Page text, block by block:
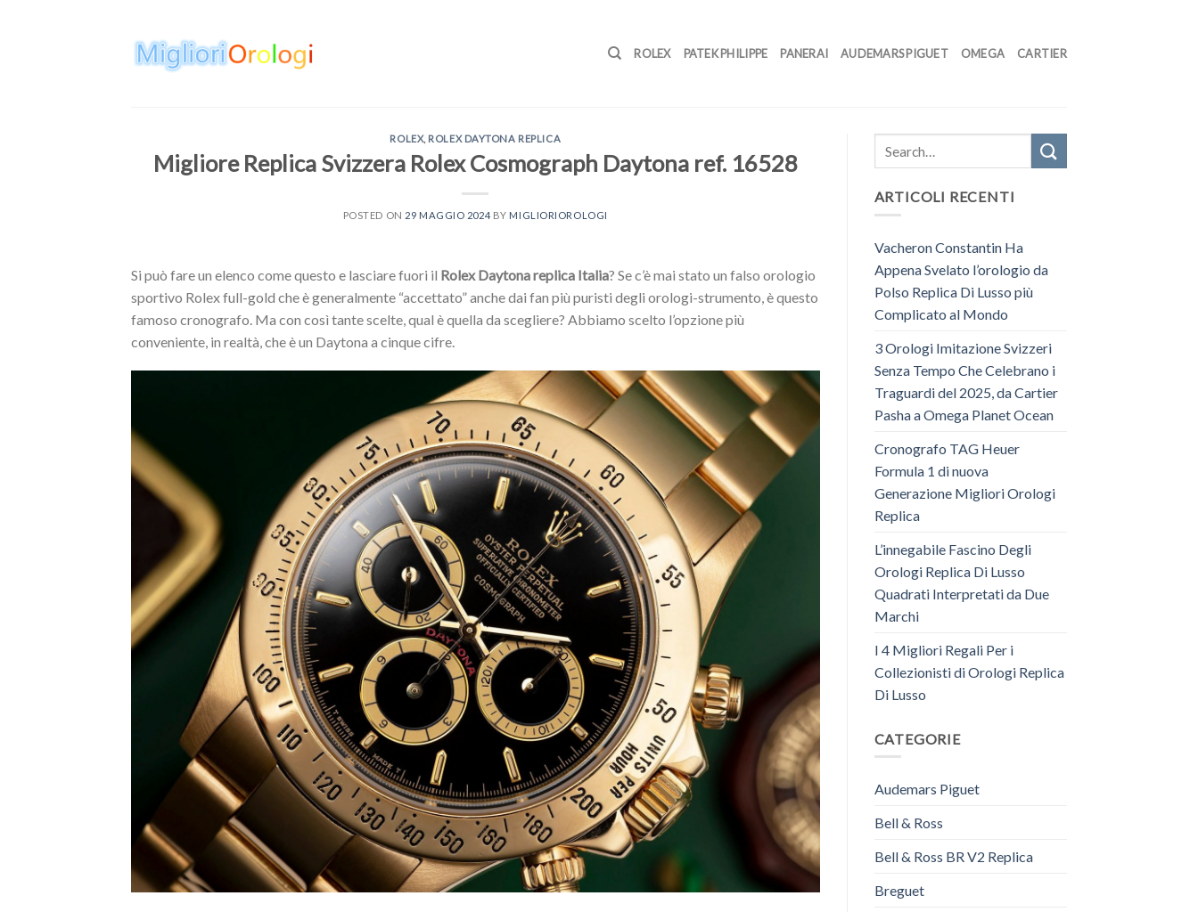
ROLEX PATEK PHILIPPE PANERAI AUDEMARS PIGUET OMEGA CARTIER
ROLEX, ROLEX DAYTONA REPLICA
Migliore Replica Svizzera Rolex Cosmograph Daytona ref. 16528
POSTED ON 29 MAGGIO 2024 BY MIGLIORIOROLOGI
Si può fare un elenco come questo e lasciare fuori il Rolex Daytona replica Italia? Se c’è mai stato un falso orologio
sportivo Rolex full-gold che è generalmente “accettato” anche dai fan più puristi degli orologi-strumento, è questo
famoso cronografo. Ma con così tante scelte, qual è quella da scegliere? Abbiamo scelto l’opzione più
conveniente, in realtà, che è un Daytona a cinque cifre.
ARTICOLI RECENTI
Vacheron Constantin Ha
Appena Svelato l’orologio da
Polso Replica Di Lusso più
Complicato al Mondo
3 Orologi Imitazione Svizzeri
Senza Tempo Che Celebrano i
Traguardi del 2025, da Cartier
Pasha a Omega Planet Ocean
Cronografo TAG Heuer
Formula 1 di nuova
Generazione Migliori Orologi
Replica
L’innegabile Fascino Degli
Orologi Replica Di Lusso
Quadrati Interpretati da Due
Marchi
I 4 Migliori Regali Per i
Collezionisti di Orologi Replica
Di Lusso
CATEGORIE
Audemars Piguet
Bell & Ross
Bell & Ross BR V2 Replica
Breguet